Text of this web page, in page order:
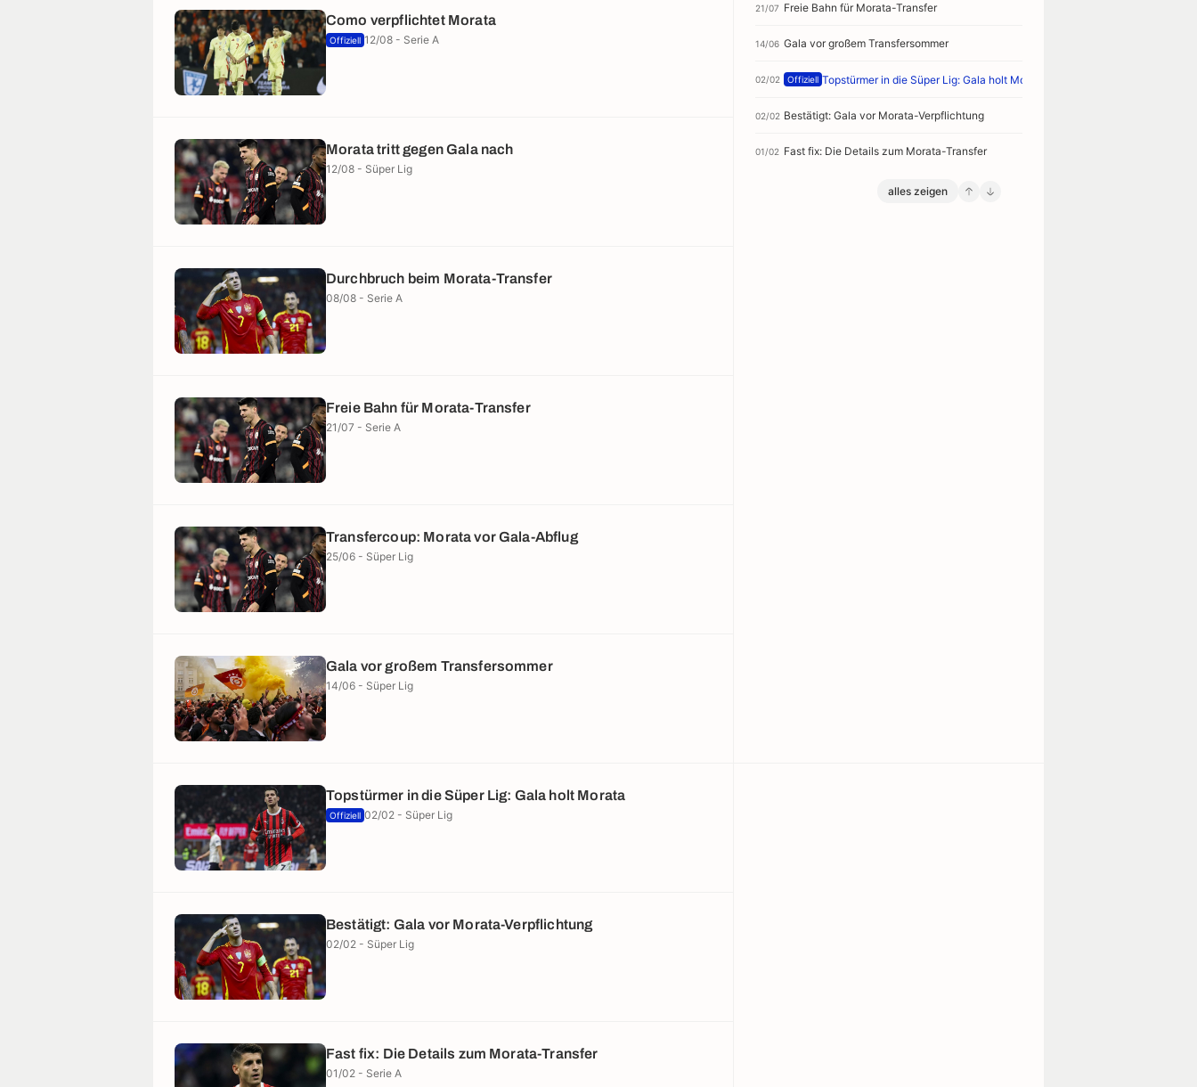
Como verpflichtet Morata
Offiziell 12/08 - Serie A
Morata tritt gegen Gala nach
12/08 - Süper Lig
Durchbruch beim Morata-Transfer
08/08 - Serie A
Freie Bahn für Morata-Transfer
21/07 - Serie A
Transfercoup: Morata vor Gala-Abflug
25/06 - Süper Lig
Gala vor großem Transfersommer
14/06 - Süper Lig
21/07 Freie Bahn für Morata-Transfer
14/06 Gala vor großem Transfersommer
02/02 Offiziell Topstürmer in die Süper Lig: Gala holt Morata
02/02 Bestätigt: Gala vor Morata-Verpflichtung
01/02 Fast fix: Die Details zum Morata-Transfer
alles zeigen
Topstürmer in die Süper Lig: Gala holt Morata
Offiziell 02/02 - Süper Lig
Bestätigt: Gala vor Morata-Verpflichtung
02/02 - Süper Lig
Fast fix: Die Details zum Morata-Transfer
01/02 - Serie A